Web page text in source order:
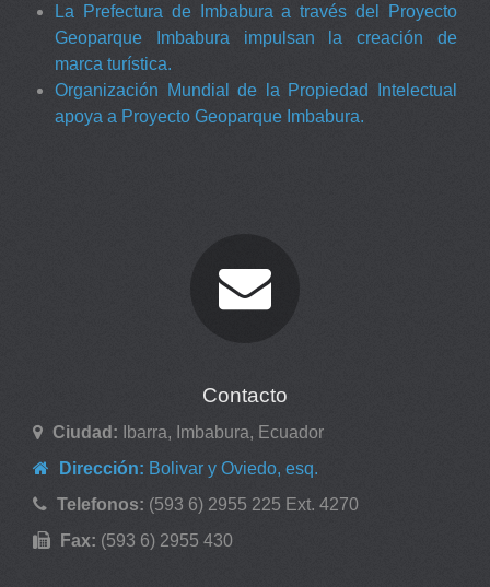
La Prefectura de Imbabura a través del Proyecto
Geoparque Imbabura impulsan la creación de
marca turística.
Organización Mundial de la Propiedad Intelectual
apoya a Proyecto Geoparque Imbabura.
Contacto
Ciudad:
Ibarra, Imbabura, Ecuador
Dirección: Bolivar y Oviedo, esq.
Telefonos: (593 6) 2955 225 Ext. 4270
Fax: (593 6) 2955 430